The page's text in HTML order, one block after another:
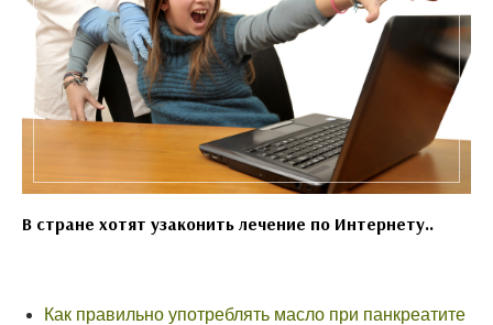
В стране хотят узаконить лечение по Интернету..
Как правильно употреблять масло при панкреатите